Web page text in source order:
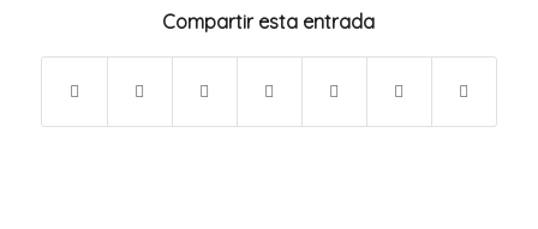
Compartir esta entrada